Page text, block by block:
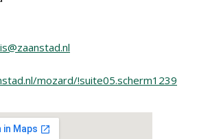
mozard/!suite05.scherm1239